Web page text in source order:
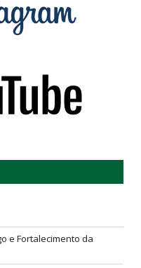
e Fortalecimento da